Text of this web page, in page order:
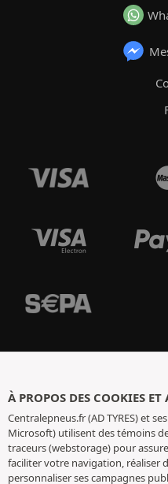
À PROPOS DES COOKIES ET
Centralepneus.fr (AD TYRES) et
Microsoft) utilisent des témoins
traceurs (webstorage) pour
faciliter votre navigation, réaliser
personnaliser ses campagnes